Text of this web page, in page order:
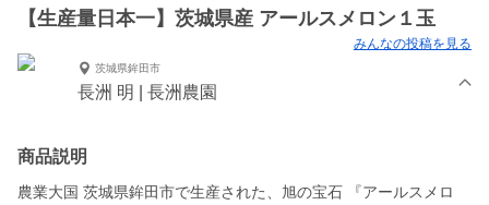
【生産量日本一】茨城県産 アールスメロン１玉
みんなの投稿を見る
茨城県鉾田市
長洲 明 | 長洲農園
商品説明
農業大国 茨城県鉾田市で生産された、旭の宝石 『アールスメロ